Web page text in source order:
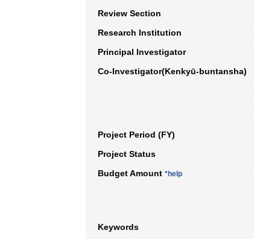
Review Section
Research Institution
Principal Investigator
Co-Investigator(Kenkyū-buntansha)
Project Period (FY)
Project Status
Budget Amount *help
Keywords